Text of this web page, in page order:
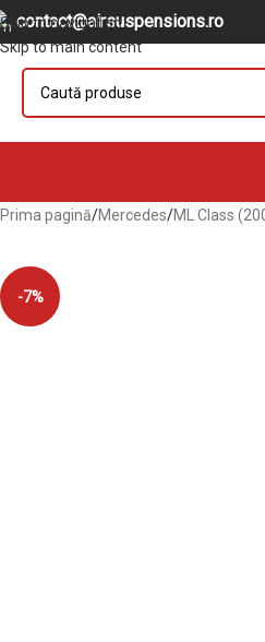
Skip to navigation
Skip to main content
contact@airsuspensions.ro
Prima pagină/Mercedes/ML Class
-7%